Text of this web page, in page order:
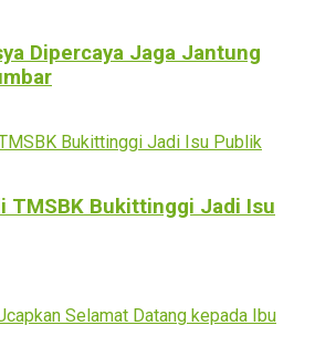
Dipercaya Jaga Jantung
TMSBK Bukittinggi Jadi Isu